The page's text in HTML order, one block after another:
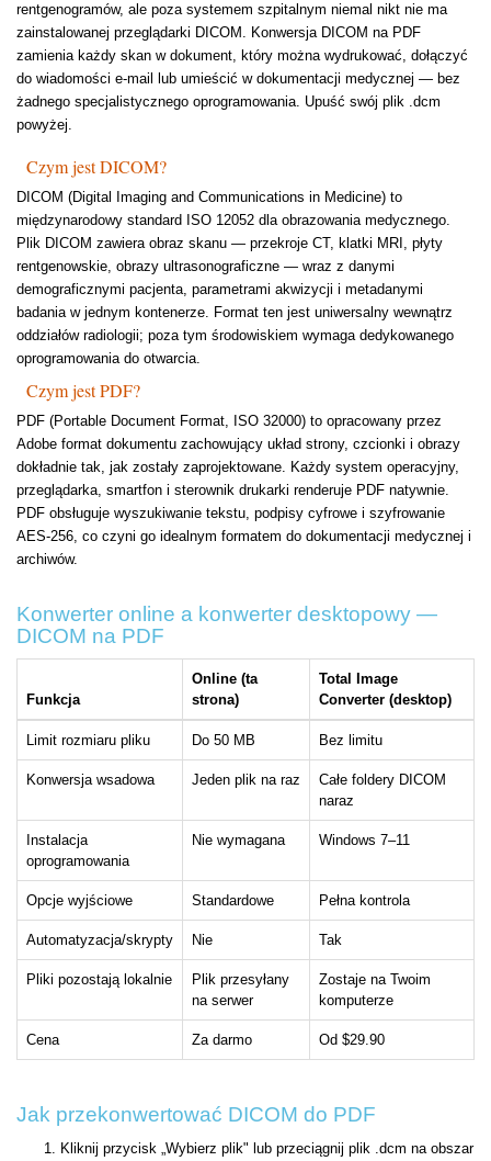
rentgenogramów, ale poza systemem szpitalnym niemal nikt nie ma
zainstalowanej przeglądarki DICOM. Konwersja DICOM na PDF
zamienia każdy skan w dokument, który można wydrukować, dołączyć
do wiadomości e-mail lub umieścić w dokumentacji medycznej — bez
żadnego specjalistycznego oprogramowania. Upuść swój plik .dcm
powyżej.
Czym jest DICOM?
DICOM (Digital Imaging and Communications in Medicine) to
międzynarodowy standard ISO 12052 dla obrazowania medycznego.
Plik DICOM zawiera obraz skanu — przekroje CT, klatki MRI, płyty
rentgenowskie, obrazy ultrasonograficzne — wraz z danymi
demograficznymi pacjenta, parametrami akwizycji i metadanymi
badania w jednym kontenerze. Format ten jest uniwersalny wewnątrz
oddziałów radiologii; poza tym środowiskiem wymaga dedykowanego
oprogramowania do otwarcia.
Czym jest PDF?
PDF (Portable Document Format, ISO 32000) to opracowany przez
Adobe format dokumentu zachowujący układ strony, czcionki i obrazy
dokładnie tak, jak zostały zaprojektowane. Każdy system operacyjny,
przeglądarka, smartfon i sterownik drukarki renderuje PDF natywnie.
PDF obsługuje wyszukiwanie tekstu, podpisy cyfrowe i szyfrowanie
AES-256, co czyni go idealnym formatem do dokumentacji medycznej i
archiwów.
Konwerter online a konwerter desktopowy —
DICOM na PDF
Funkcja
Online (ta
strona)
Total Image
Converter (desktop)
Limit rozmiaru pliku Do 50 MB Bez limitu
Konwersja wsadowa Jeden plik na raz
Całe foldery DICOM
naraz
Instalacja
oprogramowania
Nie wymagana Windows 7–11
Opcje wyjściowe Standardowe Pełna kontrola
Automatyzacja/skrypty Nie Tak
Pliki pozostają lokalnie
Plik przesyłany
na serwer
Zostaje na Twoim
komputerze
Cena Za darmo Od $29.90
Jak przekonwertować DICOM do PDF
Kliknij przycisk „Wybierz plik" lub przeciągnij plik .dcm na obszar